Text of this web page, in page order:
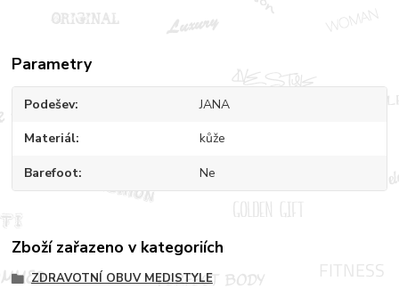
Parametry
Podešev JANA
Materiál kůže
Barefoot Ne
Zboží zařazeno v kategoriích
ZDRAVOTNÍ OBUV MEDISTYLE